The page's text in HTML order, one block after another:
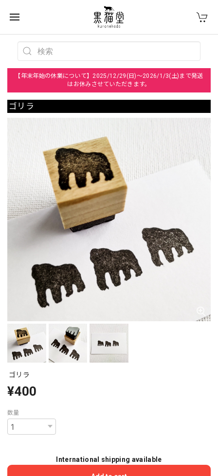
【年末年始の休業について】2025/12/29(日)～2026/1/3(土)まで発送
はお休みさせていただきます。
ゴリラ
ゴリラ
¥400
数量
International shipping available